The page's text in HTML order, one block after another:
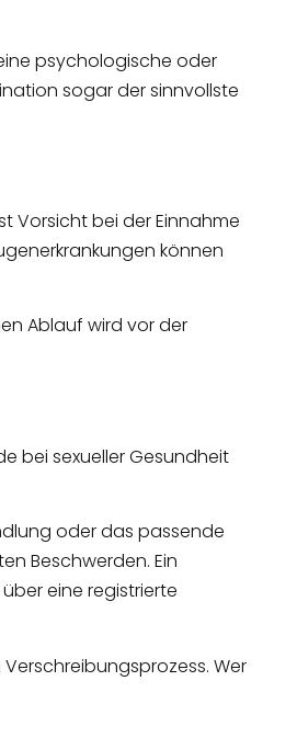
psychologische oder
sogar der sinnvollste
Vorsicht bei der Einnahme
können
Ablauf wird vor der
bei sexueller Gesundheit
oder das passende
Beschwerden. Ein
eine registrierte
Wer